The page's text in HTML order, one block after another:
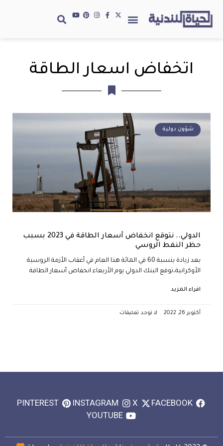
اتخفاض اسعار الطاقة
شؤون دولية
الدولي.. نتوقع انخفاض أسعار الطاقة في 2023 بسبب
حظر النفط الروسي
بعد زيادة بنسبة 60 في المائة هذا العام في أعقاب الأزمة الروسية
الأوكرانية،توقع البنك الدولي يوم الأربعاء انخفاض أسعار الطاقة
اقراء المزيد
أكتوبر 26, 2022 لا توجد تعليقات
FACEBOOK
X
INSTAGRAM
PINTEREST
YOUTUBE